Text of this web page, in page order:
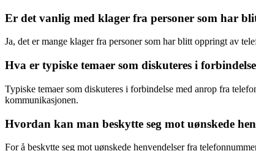
Er det vanlig med klager fra personer som har
Ja, det er mange klager fra personer som har blitt oppringt av
Hva er typiske temaer som diskuteres i
Typiske temaer som diskuteres i forbindelse med anrop fra
kommunikasjonen.
Hvordan kan man beskytte seg mot uønskede
For å beskytte seg mot uønskede henvendelser fra